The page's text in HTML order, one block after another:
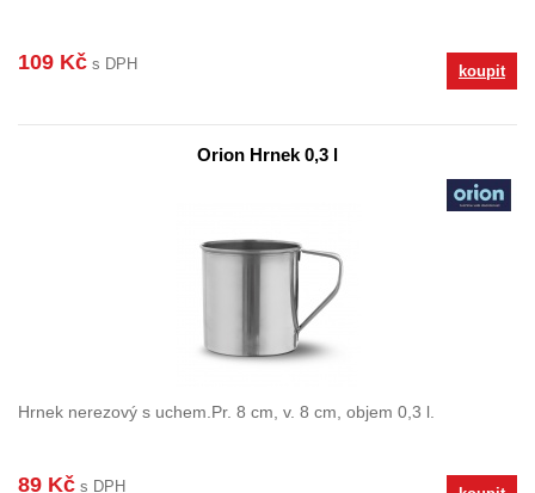
109 Kč s DPH koupit
Orion Hrnek 0,3 l
Hrnek nerezový s uchem.Pr. 8 cm, v. 8 cm, objem 0,3 l.
89 Kč s DPH